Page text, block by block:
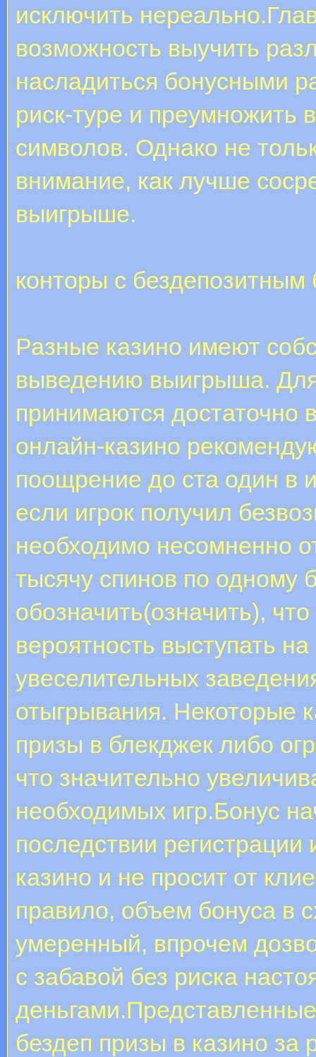
исключить
возможность выучить
насладиться бонусными
риск-туре и преумножить
символов. Однако не
внимание, как лучше
выигрыше.
конторы с бездепозитным
Разные казино имеют
выведению выигрыша.
принимаются достаточно
онлайн-казино
поощрение до ста один в
если игрок получил
необходимо несомненно
тысячу спинов по одному
обозначить(означить),
вероятность выступать
увеселительных
отыгрывания. Некоторые
призы в блекджек либо
что значительно
необходимых игр.Бонус
последствии
казино и не просит от
правило, объем бонуса в
умеренный, впрочем
с забавой без риска
бездеп призы в казино за